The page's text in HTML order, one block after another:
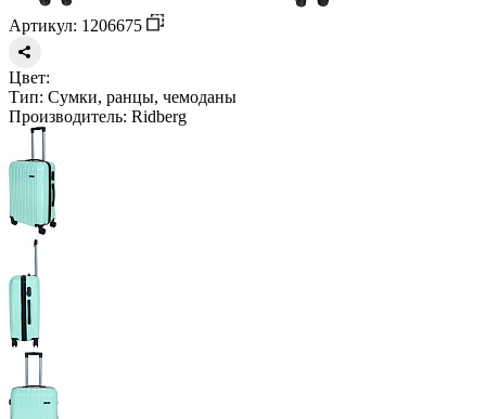
Артикул: 1206675
Цвет:
Тип: Сумки, ранцы, чемоданы
Производитель: Ridberg